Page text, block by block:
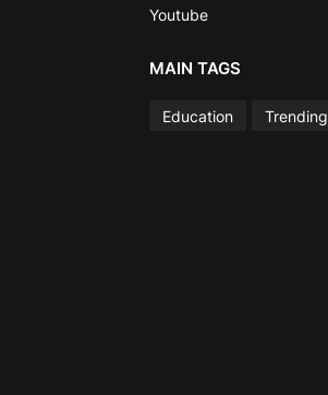
Youtube
MAIN TAGS
Education Trending